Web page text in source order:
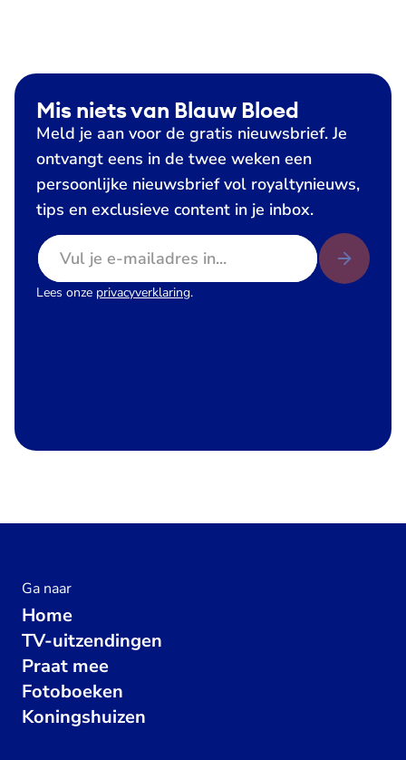
Mis niets van Blauw Bloed
Meld je aan voor de gratis nieuwsbrief. Je
ontvangt eens in de twee weken een
persoonlijke nieuwsbrief vol royaltynieuws,
tips en exclusieve content in je inbox.
E-mailadres
Lees onze privacyverklaring.
Ga naar
Home
TV-uitzendingen
Praat mee
Fotoboeken
Koningshuizen